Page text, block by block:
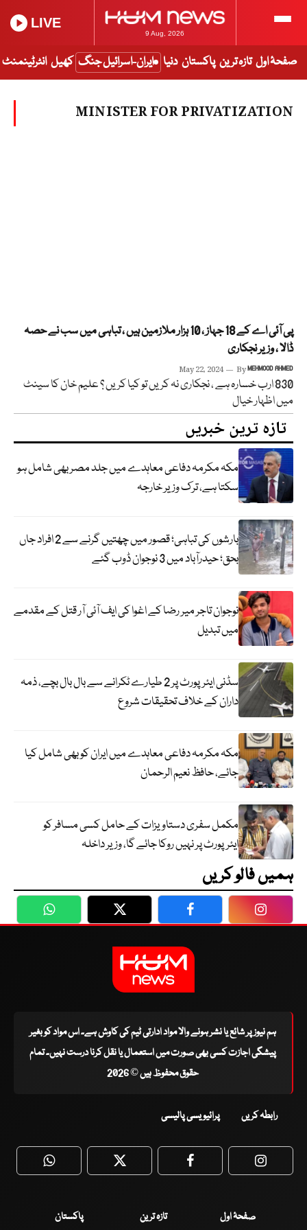
9 Aug, 2026
LIVE
صفحۂ اول تازہ ترین پاکستان دنیا ایران-اسرائیل جنگ کھیل انٹرٹینمنٹ
MINISTER FOR PRIVATIZATION
پی آئی اے کے 18 جہاز ، 10 ہزار ملازمین ہیں ، تباہی میں سب نے حصہ
ڈالا ، وزیر نجکاری
May 22, 2024 ByMEHMOOD AHMED
830 ارب خسارہ ہے ، نجکاری نہ کریں تو کیا کریں ؟ علیم خان کا سینٹ
میں اظہار خیال
تازہ ترین خبریں
مکہ مکرمہ دفاعی معاہدے میں جلد مصر بھی شامل ہو
سکتا ہے، ترک وزیر خارجہ
بارشوں کی تباہی؛ قصور میں چھتیں گرنے سے 2 افراد جاں
بحق؛ حیدرآباد میں 3 نوجوان ڈوب گئے
نوجوان تاجر میر رضا کے اغوا کی ایف آئی آر قتل کے مقدمے
میں تبدیل
سڈنی ایئرپورٹ پر 2 طیارے ٹکرانے سے بال بال بچے، ذمہ
داران کے خلاف تحقیقات شروع
مکہ مکرمہ دفاعی معاہدے میں ایران کو بھی شامل کیا
جائے، حافظ نعیم الرحمان
مکمل سفری دستاویزات کے حامل کسی مسافر کو
ایئرپورٹ پر نہیں روکا جائے گا، وزیر داخلہ
ہمیں فالو کریں
WhatsApp Twitter Facebook
ہم نیوز پر شائع یا نشر ہونے والا مواد ادارتی ٹیم کی کاوش ہے۔ اس مواد کو بغیر
پیشگی اجازت کسی بھی صورت میں استعمال یا نقل کرنا درست نہیں۔ تمام
حقوق محفوظ ہیں © 2026
رابطہ کریں پرائیویسی پالیسی
WhatsApp Twitter Facebook
صفحۂ اول تازہ ترین
پاکستان